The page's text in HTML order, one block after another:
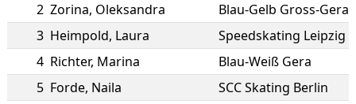
2 Zorina, Oleksandra
Blau-Gelb Gross-Gerau
3 Heimpold, Laura
Speedskating Leipzig
4 Richter, Marina
Blau-Weiß Gera
5 Forde, Naila
SCC Skating Berlin